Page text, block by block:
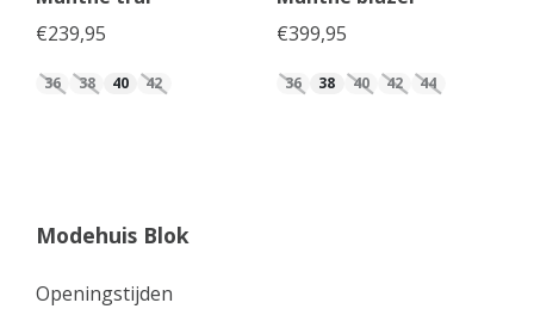
€239,95
36 38 40 42
€399,95
36 38 40 42 44
Modehuis Blok
Openingstijden